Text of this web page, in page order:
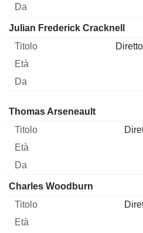
Julian Frederick Cracknell
Amministratore Titolo
Thomas Arseneault
Charles Woodburn